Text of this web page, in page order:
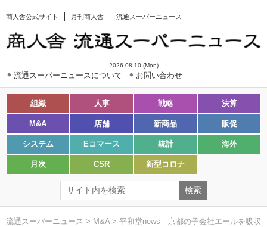
商人舎公式サイト 月刊商人舎 流通スーパーニュース
2026.08.10 (Mon)
流通スーパーニュースについて お問い合わせ
組織 人事 戦略 決算
M&A 店舗 新商品 販促
システム Eコマース 統計 海外
月次 CSR 新型コロナ
流通スーパーニュース > M&A> 平和堂news｜京都の子会社エールを吸収